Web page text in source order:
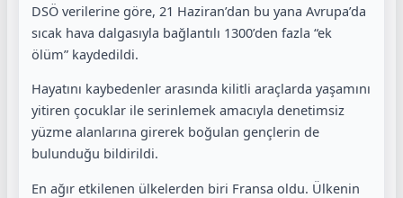
DSÖ verilerine göre, 21 Haziran’dan bu yana Avrupa’da
sıcak hava dalgasıyla bağlantılı 1300’den fazla “ek
ölüm” kaydedildi.
Hayatını kaybedenler arasında kilitli araçlarda yaşamını
yitiren çocuklar ile serinlemek amacıyla denetimsiz
yüzme alanlarına girerek boğulan gençlerin de
bulunduğu bildirildi.
En ağır etkilenen ülkelerden biri Fransa oldu. Ülkenin